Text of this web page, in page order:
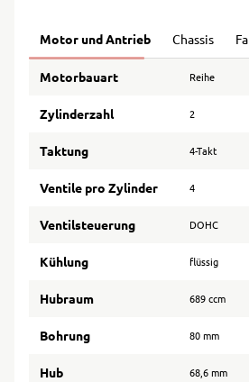
Motor und Antrieb Chassis
Motorbauart Reihe
Zylinderzahl 2
Taktung 4-Takt
Ventile pro Zylinder 4
Ventilsteuerung DOHC
Kühlung flüssig
Hubraum 689 ccm
Bohrung 80 mm
Hub 68,6 mm